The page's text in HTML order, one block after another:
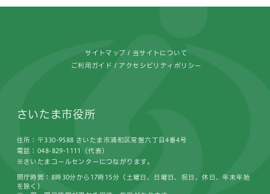
サイトマップ 当サイトについて
ご利用ガイド アクセシビリティポリシー
さいたま市役所
住所：〒330-9588 さいたま市浦和区常盤六丁目4番4号
電話：048-829-1111（代表）
※さいたまコールセンターにつながります。
開庁時間：8時30分から17時15分（土曜日、日曜日、祝日、休日、年末年始
を除く）